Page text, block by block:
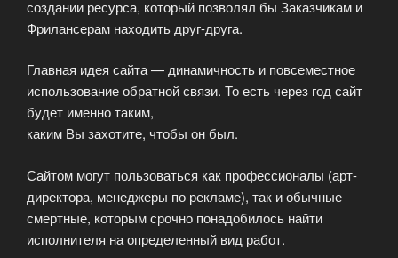
создании ресурса, который позволял бы Заказчикам и
Фрилансерам находить друг-друга.
Главная идея сайта — динамичность и повсеместное
использование обратной связи. То есть через год сайт
будет именно таким,
каким Вы захотите, чтобы он был.
Сайтом могут пользоваться как профессионалы (арт-
директора, менеджеры по рекламе), так и обычные
смертные, которым срочно понадобилось найти
исполнителя на определенный вид работ.